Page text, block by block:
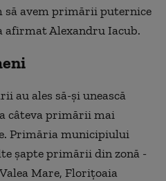
să avem primării puternice
afirmat Alexandru Iacub.
au ales să-şi unească
câteva primării mai
Primăria municipiului
şapte primării din zonă -
Mare, Floriţoaia